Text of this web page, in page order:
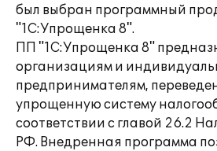
был выбран программный
"1С:Упрощенка 8".
ПП "1С:Упрощенка 8"
организациям и
предпринимателям,
упрощенную систему
соответствии с главой 26.2
РФ. Внедренная программа